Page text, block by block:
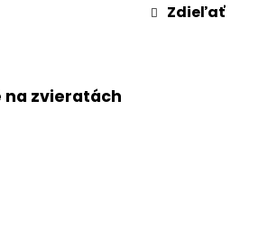
Zdieľať
na zvieratách